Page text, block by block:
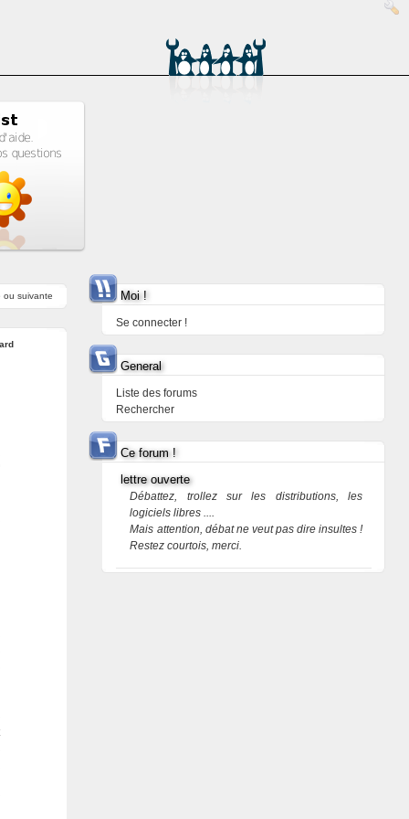
ou suivante Moi !
Se connecter !
General
Liste des forums
Rechercher
Ce forum !
lettre ouverte
Débattez, trollez sur les distributions, les
logiciels libres ....
Mais attention, débat ne veut pas dire insultes !
Restez courtois, merci.